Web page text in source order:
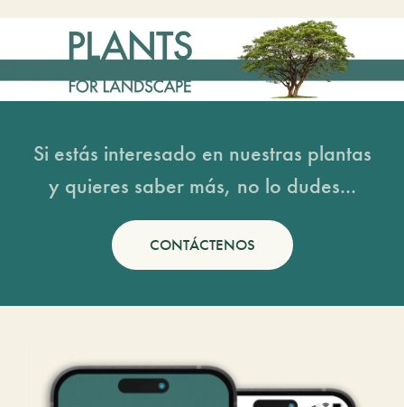
Si estás interesado en nuestras plantas
y quieres saber más, no lo dudes...
CONTÁCTENOS